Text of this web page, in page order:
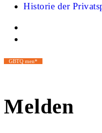
Historie der
GBTQ men*
Melden